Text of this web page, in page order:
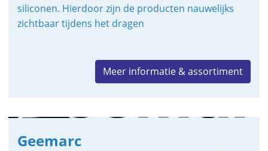
siliconen. Hierdoor zijn de producten nauwelijks
zichtbaar tijdens het dragen
Meer informatie & assortiment
Geemarc